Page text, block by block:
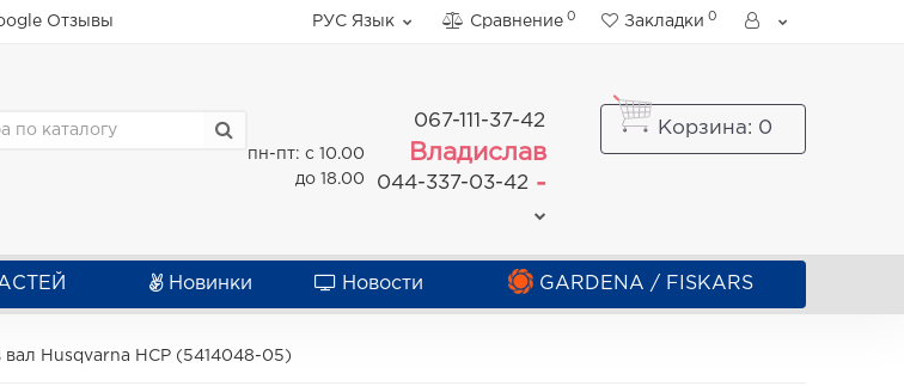
Отзывы РУС Язык Сравнение 0 Закладки 0
пн-пт: с 10.00
до 18.00
067-111-37-42
Владислав
044-337-03-42 -
Корзина: 0
Новинки Новости GARDENA / FISKARS
вал Husqvarna HCP (5414048-05)